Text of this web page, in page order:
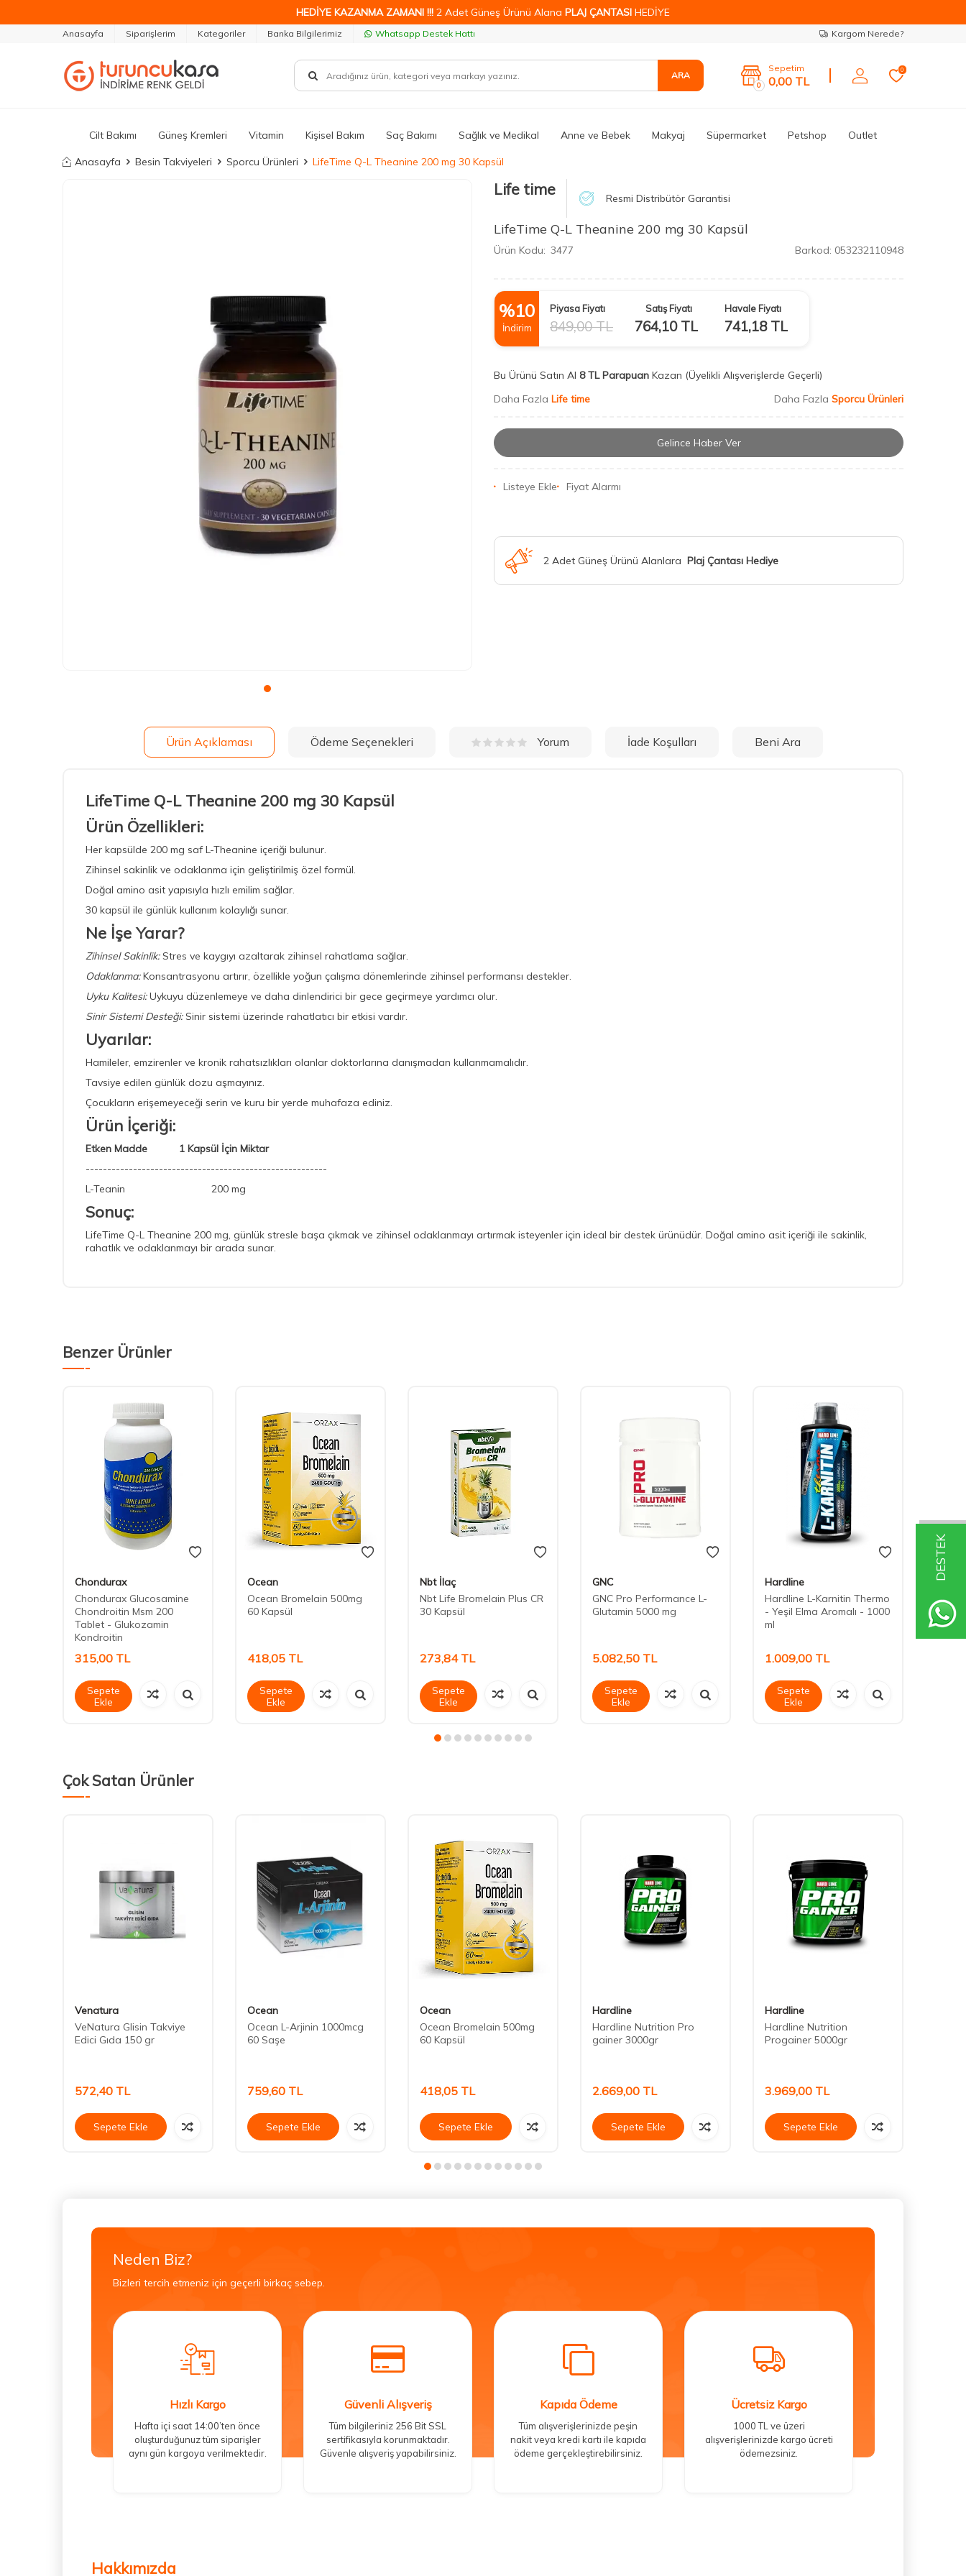
DESTEK
HEDİYE KAZANMA ZAMANI !!! 2 Adet Güneş Ürünü Alana PLAJ ÇANTASI HEDİYE
Anasayfa Siparişlerim Kategoriler Banka Bilgilerimiz Whatsapp Destek Hattı Kargom Nerede?
ARA
0
Sepetim
0,00 TL
0
Cilt Bakımı Güneş Kremleri Vitamin Kişisel Bakım Saç Bakımı Sağlık ve Medikal Anne ve Bebek Makyaj Süpermarket Petshop Outlet
Anasayfa Besin Takviyeleri Sporcu Ürünleri LifeTime Q-L Theanine 200 mg 30 Kapsül
Life time Resmi Distribütör Garantisi
LifeTime Q-L Theanine 200 mg 30 Kapsül
Ürün Kodu: 3477 Barkod: 053232110948
%10
İndirim
Piyasa Fiyatı
849,00TL
Satış Fiyatı
764,10TL
Havale Fiyatı
741,18TL
Bu Ürünü Satın Al 8 TL Parapuan Kazan (Üyelikli Alışverişlerde Geçerli)
Daha Fazla Life time Daha Fazla Sporcu Ürünleri
Gelince Haber Ver
Listeye Ekle Fiyat Alarmı
2 Adet Güneş Ürünü Alanlara Plaj Çantası Hediye
Ürün Açıklaması Ödeme Seçenekleri Yorum İade Koşulları Beni Ara
LifeTime Q-L Theanine 200 mg 30 Kapsül
Ürün Özellikleri:
Her kapsülde 200 mg saf L-Theanine içeriği bulunur.
Zihinsel sakinlik ve odaklanma için geliştirilmiş özel formül.
Doğal amino asit yapısıyla hızlı emilim sağlar.
30 kapsül ile günlük kullanım kolaylığı sunar.
Ne İşe Yarar?
Zihinsel Sakinlik:Stres ve kaygıyı azaltarak zihinsel rahatlama sağlar.
Odaklanma:Konsantrasyonu artırır, özellikle yoğun çalışma dönemlerinde zihinsel performansı destekler.
Uyku Kalitesi:Uykuyu düzenlemeye ve daha dinlendirici bir gece geçirmeye yardımcı olur.
Sinir Sistemi Desteği:Sinir sistemi üzerinde rahatlatıcı bir etkisi vardır.
Uyarılar:
Hamileler, emzirenler ve kronik rahatsızlıkları olanlar doktorlarına danışmadan kullanmamalıdır.
Tavsiye edilen günlük dozu aşmayınız.
Çocukların erişemeyeceği serin ve kuru bir yerde muhafaza ediniz.
Ürün İçeriği:
Etken Madde 1 Kapsül İçin Miktar
--------------------------------------------------------
L-Teanin 200 mg
Sonuç:
LifeTime Q-L Theanine 200 mg, günlük stresle başa çıkmak ve zihinsel odaklanmayı artırmak isteyenler için ideal bir destek ürünüdür. Doğal amino asit içeriği ile sakinlik,
rahatlık ve odaklanmayı bir arada sunar.
Benzer Ürünler
Chondurax
Chondurax Glucosamine
Chondroitin Msm 200
Tablet - Glukozamin
Kondroitin
315,00 TL
Sepete
Ekle
Ocean
Ocean Bromelain 500mg
60 Kapsül
418,05 TL
Sepete
Ekle
Nbt İlaç
Nbt Life Bromelain Plus CR
30 Kapsül
273,84TL
Sepete
Ekle
GNC
GNC Pro Performance L-
Glutamin 5000 mg
5.082,50 TL
Sepete
Ekle
Hardline
Hardline L-Karnitin Thermo
- Yeşil Elma Aromalı - 1000
ml
1.009,00 TL
Sepete
Ekle
-
ml
Çok Satan Ürünler
Venatura
VeNatura Glisin Takviye
Edici Gıda 150 gr
572,40 TL
Sepete Ekle
Ocean
Ocean L-Arjinin 1000mcg
60 Saşe
759,60 TL
Sepete Ekle
Ocean
Ocean Bromelain 500mg
60 Kapsül
418,05 TL
Sepete Ekle
Hardline
Hardline Nutrition Pro
gainer 3000gr
2.669,00 TL
Sepete Ekle
Hardline
Hardline Nutrition
Progainer 5000gr
3.969,00 TL
Sepete Ekle
Neden Biz?
Bizleri tercih etmeniz için geçerli birkaç sebep.
Hızlı Kargo
Hafta içi saat 14:00’ten önce
oluşturduğunuz tüm siparişler
aynı gün kargoya verilmektedir.
Güvenli Alışveriş
Tüm bilgileriniz 256 Bit SSL
sertifikasıyla korunmaktadır.
Güvenle alışveriş yapabilirsiniz.
Kapıda Ödeme
Tüm alışverişlerinizde peşin
nakit veya kredi kartı ile kapıda
ödeme gerçekleştirebilirsiniz.
Ücretsiz Kargo
1000 TL ve üzeri
alışverişlerinizde kargo ücreti
ödemezsiniz.
Hakkımızda